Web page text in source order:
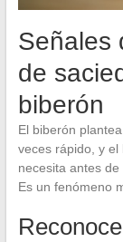
Señales
de
biberón
El biberón
veces rápido, y
necesita antes
Es un fenómeno